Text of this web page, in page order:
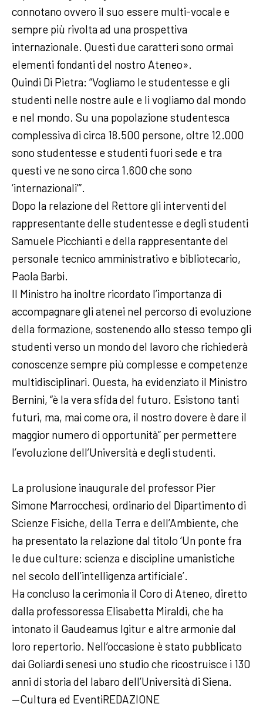
connotano ovvero il suo essere multi-vocale e
sempre più rivolta ad una prospettiva
internazionale. Questi due caratteri sono ormai
elementi fondanti del nostro Ateneo».
Quindi Di Pietra: “Vogliamo le studentesse e gli
studenti nelle nostre aule e li vogliamo dal mondo
e nel mondo. Su una popolazione studentesca
complessiva di circa 18.500 persone, oltre 12.000
sono studentesse e studenti fuori sede e tra
questi ve ne sono circa 1.600 che sono
‘internazionali'”.
Dopo la relazione del Rettore gli interventi del
rappresentante delle studentesse e degli studenti
Samuele Picchianti e della rappresentante del
personale tecnico amministrativo e bibliotecario,
Paola Barbi.
Il Ministro ha inoltre ricordato l’importanza di
accompagnare gli atenei nel percorso di evoluzione
della formazione, sostenendo allo stesso tempo gli
studenti verso un mondo del lavoro che richiederà
conoscenze sempre più complesse e competenze
multidisciplinari. Questa, ha evidenziato il Ministro
Bernini, “è la vera sfida del futuro. Esistono tanti
futuri, ma, mai come ora, il nostro dovere è dare il
maggior numero di opportunità” per permettere
l’evoluzione dell’Università e degli studenti.
La prolusione inaugurale del professor Pier
Simone Marrocchesi, ordinario del Dipartimento di
Scienze Fisiche, della Terra e dell’Ambiente, che
ha presentato la relazione dal titolo ‘Un ponte fra
le due culture: scienza e discipline umanistiche
nel secolo dell’intelligenza artificiale’.
Ha concluso la cerimonia il Coro di Ateneo, diretto
dalla professoressa Elisabetta Miraldi, che ha
intonato il Gaudeamus Igitur e altre armonie dal
loro repertorio. Nell’occasione è stato pubblicato
dai Goliardi senesi uno studio che ricostruisce i 130
anni di storia del labaro dell’Università di Siena.
—Cultura ed EventiREDAZIONE